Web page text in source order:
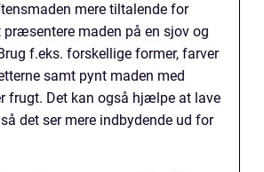
mere tiltalende for
præsentere maden på en sjov og
f.eks. forskellige former, farver
samt pynt maden med
frugt. Det kan også hjælpe at lave
det ser mere indbydende ud for